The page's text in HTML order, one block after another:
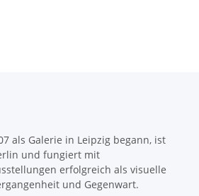
als Galerie in Leipzig begann, ist
und fungiert mit
erfolgreich als visuelle
und Gegenwart.